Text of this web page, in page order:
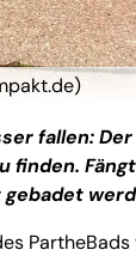
fallen:
finden.